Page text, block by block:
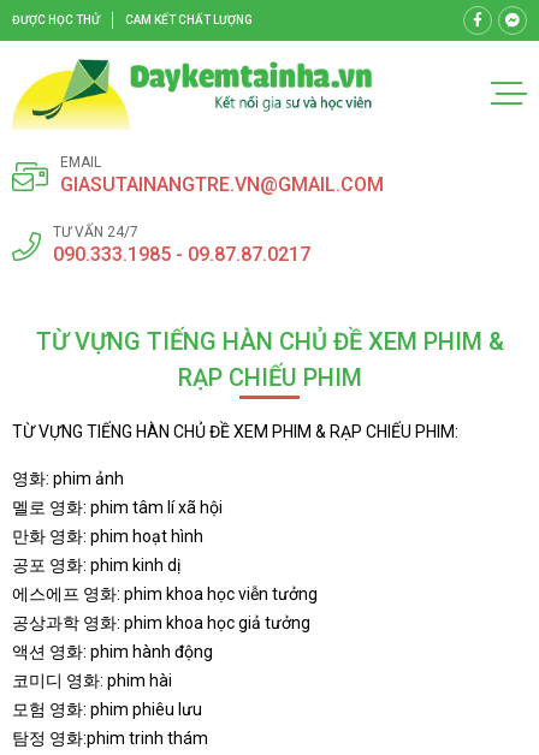
ĐƯỢC HỌC THỬ CAM KẾT CHẤT LƯỢNG
EMAIL
GIASUTAINANGTRE.VN@GMAIL.COM
TƯ VẤN 24/7
090.333.1985 - 09.87.87.0217
TỪ VỰNG TIẾNG HÀN CHỦ ĐỀ XEM PHIM &
RẠP CHIẾU PHIM
TỪ VỰNG TIẾNG HÀN CHỦ ĐỀ XEM PHIM & RẠP CHIẾU PHIM:
영화: phim ảnh
멜로 영화: phim tâm lí xã hội
만화 영화: phim hoạt hình
공포 영화: phim kinh dị
에스에프 영화: phim khoa học viễn tưởng
공상과학 영화: phim khoa học giả tưởng
액션 영화: phim hành động
코미디 영화: phim hài
모험 영화: phim phiêu lưu
탐정 영화:phim trinh thám